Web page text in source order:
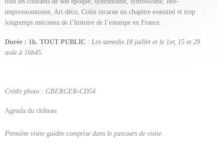
impressionnisme, Art déco, Colin incarne un chapitre essentiel et trop
longtemps méconnu de l’histoire de l’estampe en France.
Durée : 1h. TOUT PUBLIC : Les samedis 18 juillet et le 1er, 15 et 29
août à 16h45.
Crédit photo : GBERGER-CD54
Agenda du château
Première visite guidée comprise dans le parcours de visite.